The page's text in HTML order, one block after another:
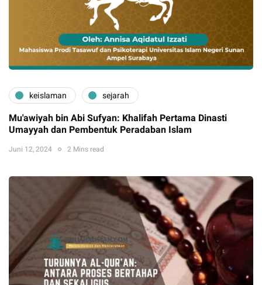
keislaman sejarah
Mu'awiyah bin Abi Sufyan: Khalifah Pertama Dinasti
Umayyah dan Pembentuk Peradaban Islam
Juni 12, 2024 2 Mins read